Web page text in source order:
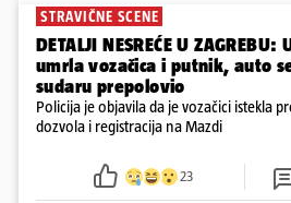
STRAVIČNE SCENE
DETALJI NESREĆE U ZAGREBU:
umrla vozačica i putnik, auto
sudaru prepolovio
Policija je objavila da je vozačici istekla
dozvola i registracija na Mazdi
23